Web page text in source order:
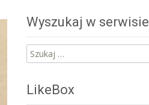
Wyszukaj w serwisie
Szukaj:
LikeBox